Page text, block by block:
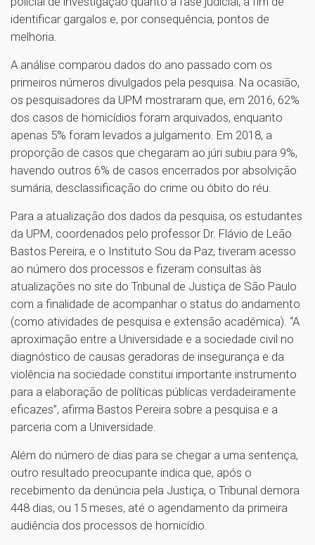
identificar gargalos e, por consequência, pontos de
melhoria.
A análise comparou dados do ano passado com os
primeiros números divulgados pela pesquisa. Na ocasião,
os pesquisadores da UPM mostraram que, em 2016, 62%
dos casos de homicídios foram arquivados, enquanto
apenas 5% foram levados a julgamento. Em 2018, a
proporção de casos que chegaram ao júri subiu para 9%,
havendo outros 6% de casos encerrados por absolvição
sumária, desclassificação do crime ou óbito do réu.
Para a atualização dos dados da pesquisa, os estudantes
da UPM, coordenados pelo professor Dr. Flávio de Leão
Bastos Pereira, e o Instituto Sou da Paz, tiveram acesso
ao número dos processos e fizeram consultas às
atualizações no site do Tribunal de Justiça de São Paulo
com a finalidade de acompanhar o status do andamento
(como atividades de pesquisa e extensão acadêmica). “A
aproximação entre a Universidade e a sociedade civil no
diagnóstico de causas geradoras de insegurança e da
violência na sociedade constitui importante instrumento
para a elaboração de políticas públicas verdadeiramente
eficazes”, afirma Bastos Pereira sobre a pesquisa e a
parceria com a Universidade.
Além do número de dias para se chegar a uma sentença,
outro resultado preocupante indica que, após o
recebimento da denúncia pela Justiça, o Tribunal demora
448 dias, ou 15 meses, até o agendamento da primeira
audiência dos processos de homicídio.